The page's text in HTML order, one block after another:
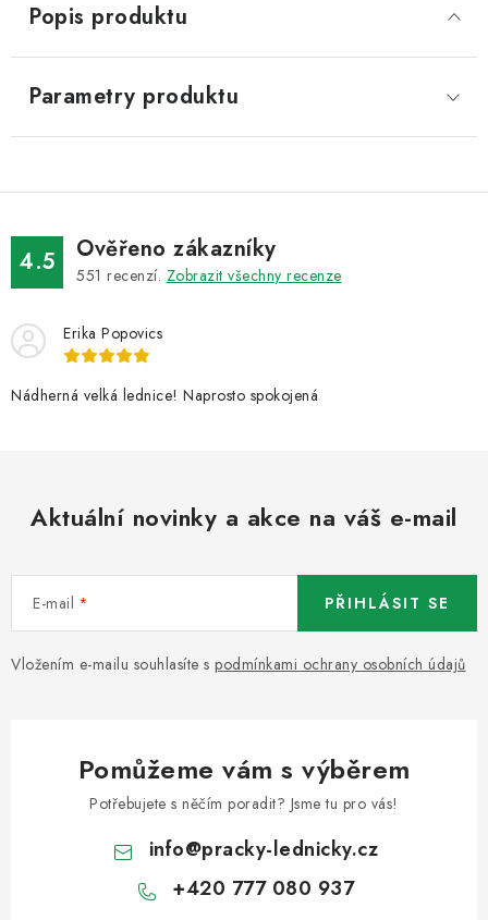
Popis produktu
Parametry produktu
4.5 Ověřeno zákazníky
551 recenzí. Zobrazit všechny recenze
Erika Popovics
Nádherná velká lednice! Naprosto spokojená
Aktuální novinky a akce na váš e-mail
E-mail
Vložením e-mailu souhlasíte s podmínkami ochrany osobních údajů
PŘIHLÁSIT SE
Pomůžeme vám s výběrem
Potřebujete s něčím poradit? Jsme tu pro vás!
info@pracky-lednicky.cz
+420 777 080 937